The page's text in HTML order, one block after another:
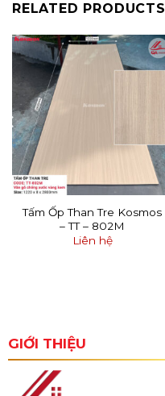
RELATED PRODUCTS
Tấm Ốp Than Tre Kosmos
– TT – 802M
Liên hệ
GIỚI THIỆU